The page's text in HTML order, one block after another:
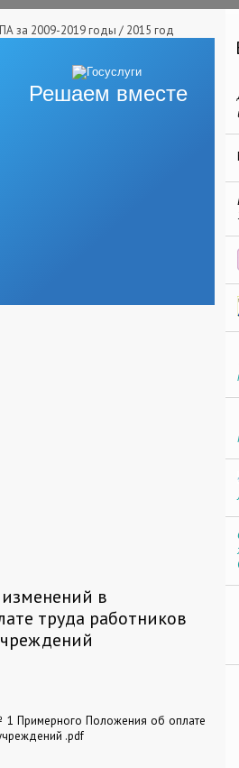
за 2009-2019 годы / 2015 год
Решаем вместе
в
труда работников
Примерного Положения об оплате
.pdf